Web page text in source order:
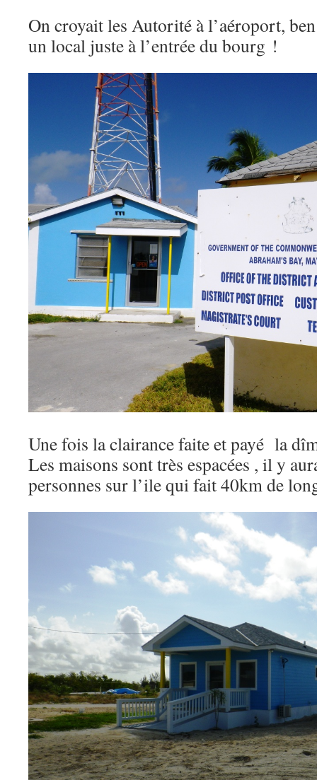
On croyait les Autorité à l’aéroport,
un local juste à l’entrée du bourg !
Une fois la clairance faite et payé la
Les maisons sont très espacées , il y
personnes sur l’ile qui fait 40km de